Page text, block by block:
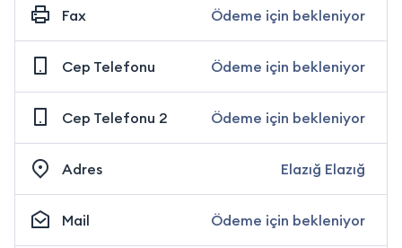
Fax Ödeme için bekleniyor
Cep Telefonu Ödeme için bekleniyor
Cep Telefonu 2 Ödeme için bekleniyor
Adres Elazığ Elazığ
Mail Ödeme için bekleniyor